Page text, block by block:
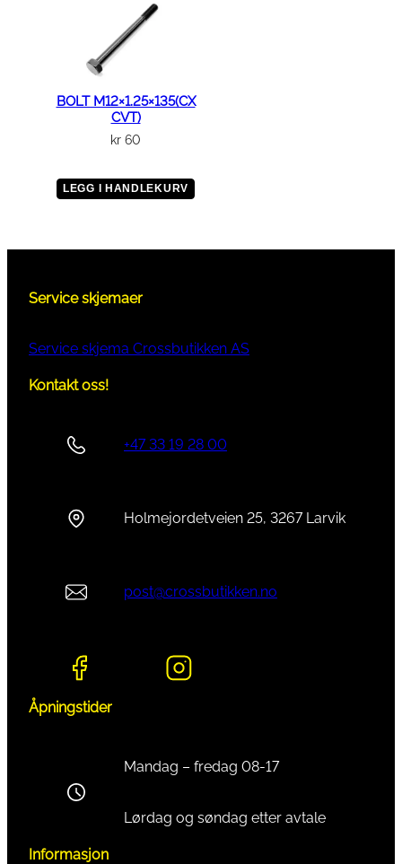
BOLT M12×1.25×135(CX
CVT)
kr 60
LEGG I HANDLEKURV
Service skjemaer
Service skjema Crossbutikken AS
Kontakt oss!
+47 33 19 28 00
Holmejordetveien 25, 3267 Larvik
post@crossbutikken.no
Åpningstider
Mandag – fredag 08-17
Lørdag og søndag etter avtale
Informasjon